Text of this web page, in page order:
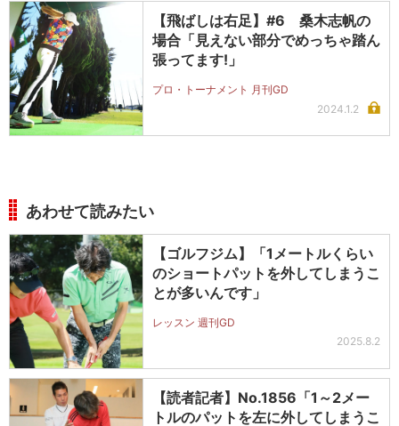
【飛ばしは右足】#6 桑木志帆の
場合「見えない部分でめっちゃ踏ん
張ってます!」
プロ・トーナメント 月刊GD
2024.1.2
あわせて読みたい
【ゴルフジム】「1メートルくらい
のショートパットを外してしまうこ
とが多いんです」
レッスン 週刊GD
2025.8.2
【読者記者】No.1856「1～2メー
トルのパットを左に外してしまうこ